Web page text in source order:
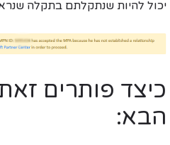
יכול להיות שנתקלתם בתקלה
כיצד פותרים
הבא: